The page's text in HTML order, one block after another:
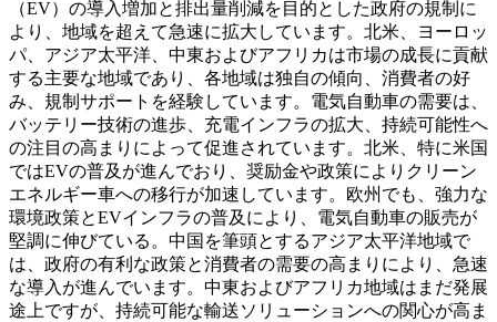
（EV）の導入増加と排出量削減を目的とした政府の規制に
より、地域を超えて急速に拡大しています。北米、ヨーロッ
パ、アジア太平洋、中東およびアフリカは市場の成長に貢献
する主要な地域であり、各地域は独自の傾向、消費者の好
み、規制サポートを経験しています。電気自動車の需要は、
バッテリー技術の進歩、充電インフラの拡大、持続可能性へ
の注目の高まりによって促進されています。北米、特に米国
ではEVの普及が進んでおり、奨励金や政策によりクリーン
エネルギー車への移行が加速しています。欧州でも、強力な
環境政策とEVインフラの普及により、電気自動車の販売が
堅調に伸びている。中国を筆頭とするアジア太平洋地域で
は、政府の有利な政策と消費者の需要の高まりにより、急速
な導入が進んでいます。中東およびアフリカ地域はまだ発展
途上ですが、持続可能な輸送ソリューションへの関心が高ま